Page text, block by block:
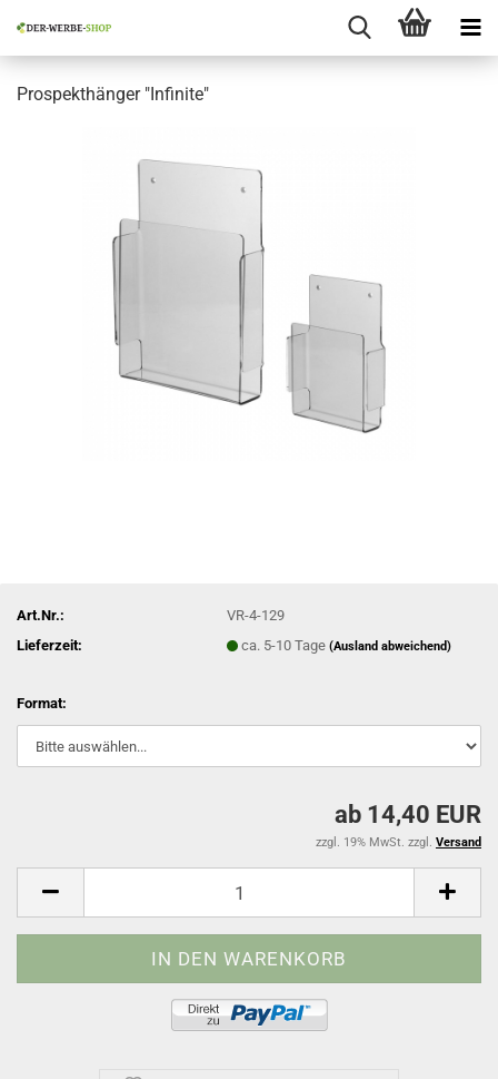
Prospekthänger "Infinite"
Art.Nr.:
VR-4-129
Lieferzeit:
ca. 5-10 Tage(Ausland abweichend)
Format:
ab 14,40 EUR
zzgl. 19% MwSt. zzgl. Versand